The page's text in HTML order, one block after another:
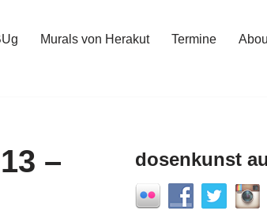
Murals von Herakut Termine
–
dosenkunst